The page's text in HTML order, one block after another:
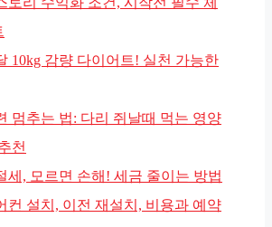
10kg 감량 다이어트! 실천 가능한
멈추는 법: 다리 쥐날때 먹는 영양
천
세, 모르면 손해! 세금 줄이는 방법
컨 설치, 이전 재설치, 비용과 예약